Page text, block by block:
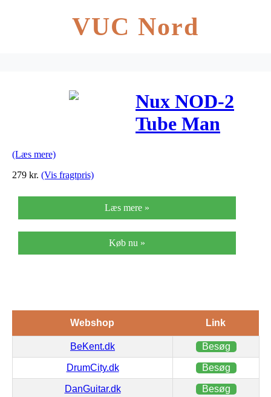
VUC Nord
Nux NOD-2
Tube Man
(Læs mere)
279 kr. (Vis fragtpris)
Læs mere »
Køb nu »
Webshop Link
BeKent.dk Besøg
DrumCity.dk Besøg
DanGuitar.dk Besøg